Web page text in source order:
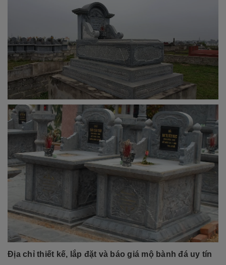
Địa chỉ thiết kế, lắp đặt và báo giá mộ bành đáuy tín